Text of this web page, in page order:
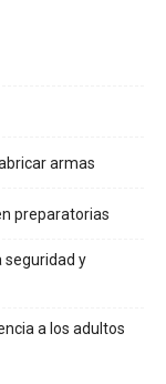
armas
preparatorias
seguridad y
a los adultos